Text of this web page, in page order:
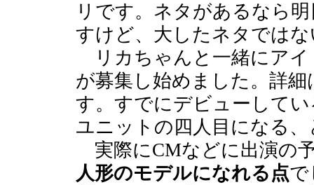
リです。ネタがあるなら
すけど、大したネタでは
リカちゃんと一緒にアイ
が募集し始めました。詳細
す。すでにデビューして
ユニットの四人目になる
実際にCMなどに出演の
人形のモデルになれる点で